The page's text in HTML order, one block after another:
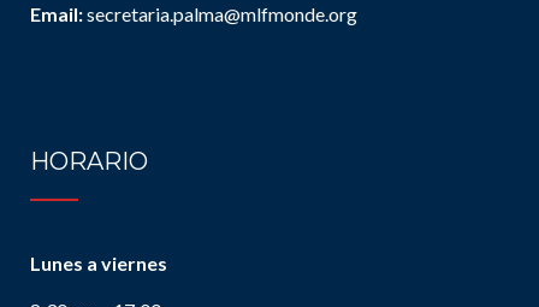
Email:secretaria.palma@mlfmonde.org
HORARIO
Lunes a viernes